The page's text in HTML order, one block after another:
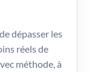
dépasser les
réels de
méthode, à